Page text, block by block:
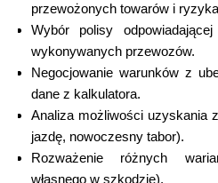
przewożonych towarów i
Wybór polisy
wykonywanych przewozów.
Negocjowanie warunków z
dane z kalkulatora.
Analiza możliwości uzyskania
jazdę, nowoczesny tabor).
Rozważenie różnych
własnego w szkodzie).